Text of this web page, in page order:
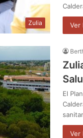
Zulia Ver
El
Ver